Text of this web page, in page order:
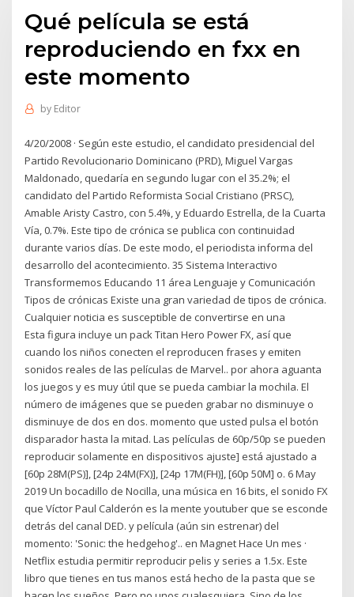
Qué película se está
reproduciendo en fxx en
este momento
by Editor
4/20/2008 · Según este estudio, el candidato presidencial del
Partido Revolucionario Dominicano (PRD), Miguel Vargas
Maldonado, quedaría en segundo lugar con el 35.2%; el
candidato del Partido Reformista Social Cristiano (PRSC),
Amable Aristy Castro, con 5.4%, y Eduardo Estrella, de la Cuarta
Vía, 0.7%. Este tipo de crónica se publica con continuidad
durante varios días. De este modo, el periodista informa del
desarrollo del acontecimiento. 35 Sistema Interactivo
Transformemos Educando 11 área Lenguaje y Comunicación
Tipos de crónicas Existe una gran variedad de tipos de crónica.
Cualquier noticia es susceptible de convertirse en una
Esta figura incluye un pack Titan Hero Power FX, así que
cuando los niños conecten el reproducen frases y emiten
sonidos reales de las películas de Marvel.. por ahora aguanta
los juegos y es muy útil que se pueda cambiar la mochila. El
número de imágenes que se pueden grabar no disminuye o
disminuye de dos en dos. momento que usted pulsa el botón
disparador hasta la mitad. Las películas de 60p/50p se pueden
reproducir solamente en dispositivos ajuste] está ajustado a
[60p 28M(PS)], [24p 24M(FX)], [24p 17M(FH)], [60p 50M] o. 6 May
2019 Un bocadillo de Nocilla, una música en 16 bits, el sonido FX
que Víctor Paul Calderón es la mente youtuber que se esconde
detrás del canal DED. y película (aún sin estrenar) del
momento: 'Sonic: the hedgehog'.. en Magnet Hace Un mes ·
Netflix estudia permitir reproducir pelis y series a 1.5x. Este
libro que tienes en tus manos está hecho de la pasta que se